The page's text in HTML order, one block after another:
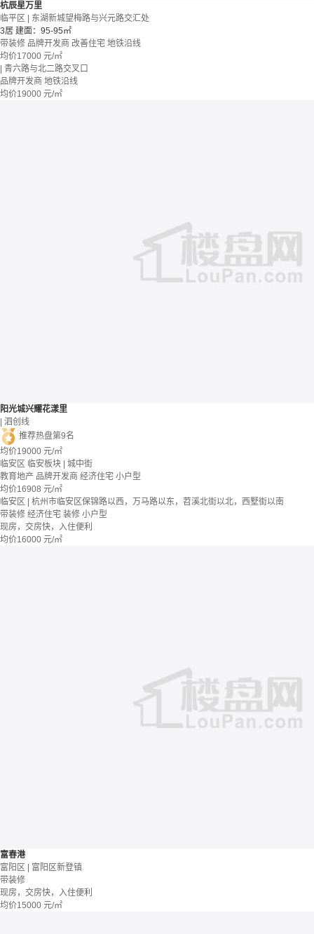
杭辰星万里
临平区 | 东湖新城望梅路与兴元路交汇处
3居 建面：95-95㎡
带装修 品牌开发商 改善住宅 地铁沿线
均价17000 元/㎡
| 青六路与北二路交叉口
品牌开发商 地铁沿线
均价19000 元/㎡
阳光城兴耀花漾里
| 泗创线
推荐热盘第9名
均价19000 元/㎡
临安区 临安板块 | 城中街
教育地产 品牌开发商 经济住宅 小户型
均价16908 元/㎡
临安区 | 杭州市临安区保锦路以西，万马路以东，苕溪北街以北，西墅街以南
带装修 经济住宅 装修 小户型
现房，交房快，入住便利
均价16000 元/㎡
富春港
富阳区 | 富阳区新登镇
带装修
现房，交房快，入住便利
均价15000 元/㎡